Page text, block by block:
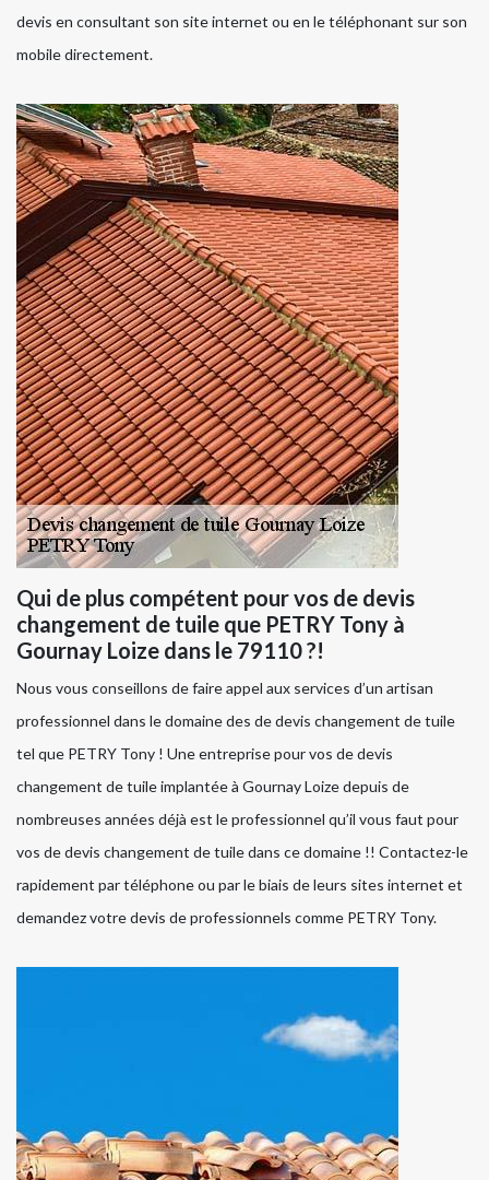
devis en consultant son site internet ou en le téléphonant sur son
mobile directement.
Qui de plus compétent pour vos de devis
changement de tuile que PETRY Tony à
Gournay Loize dans le 79110 ?!
Nous vous conseillons de faire appel aux services d’un artisan
professionnel dans le domaine des de devis changement de tuile
tel que PETRY Tony ! Une entreprise pour vos de devis
changement de tuile implantée à Gournay Loize depuis de
nombreuses années déjà est le professionnel qu’il vous faut pour
vos de devis changement de tuile dans ce domaine !! Contactez-le
rapidement par téléphone ou par le biais de leurs sites internet et
demandez votre devis de professionnels comme PETRY Tony.